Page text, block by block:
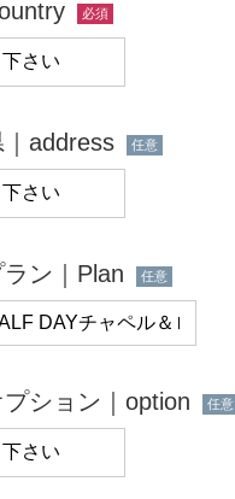
必須
address 任意
ン｜Plan 任意
ション｜option 任意